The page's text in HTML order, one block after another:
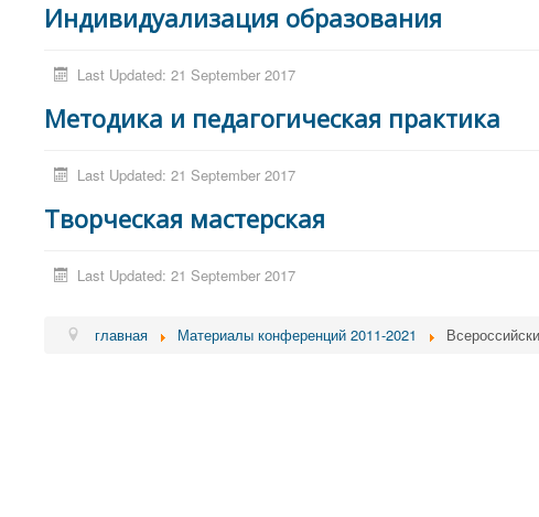
Индивидуализация образования
Last Updated: 21 September 2017
Методика и педагогическая практика
Last Updated: 21 September 2017
Творческая мастерская
Last Updated: 21 September 2017
главная Материалы конференций 2011-2021